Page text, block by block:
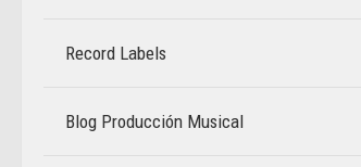
Record Labels
Blog Producción Musical
–